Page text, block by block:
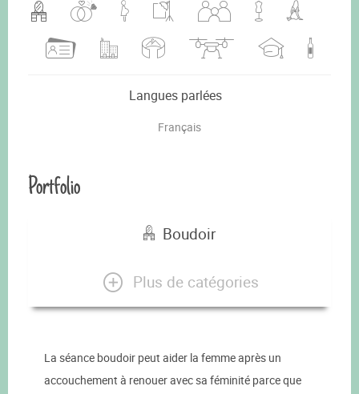
Langues parlées
Français
Portfolio
Boudoir
Plus de catégories
La séance boudoir peut aider la femme après un
accouchement à renouer avec sa féminité parce que